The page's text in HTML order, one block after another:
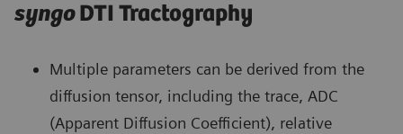
syngoDTI Tractography
Multiple parameters can be derived from the
diffusion tensor, including the trace, ADC
(Apparent Diffusion Coefficient), relative